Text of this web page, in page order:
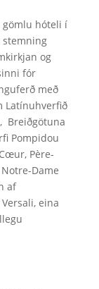
gömlu hóteli í
stemning
og
fór
með
Latínuhverfið
Breiðgötuna
Pompidou
Père-
Dame
af
eina